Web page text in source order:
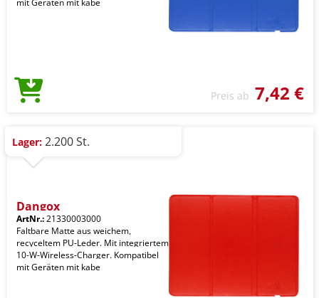
mit Geräten mit kabe
Preis ab 7,42 €
Lager: 2.200 St.
Dangox
ArtNr.:21330003000
Faltbare Matte aus weichem,
recyceltem PU-Leder. Mit integriertem
10-W-Wireless-Charger. Kompatibel
mit Geräten mit kabe